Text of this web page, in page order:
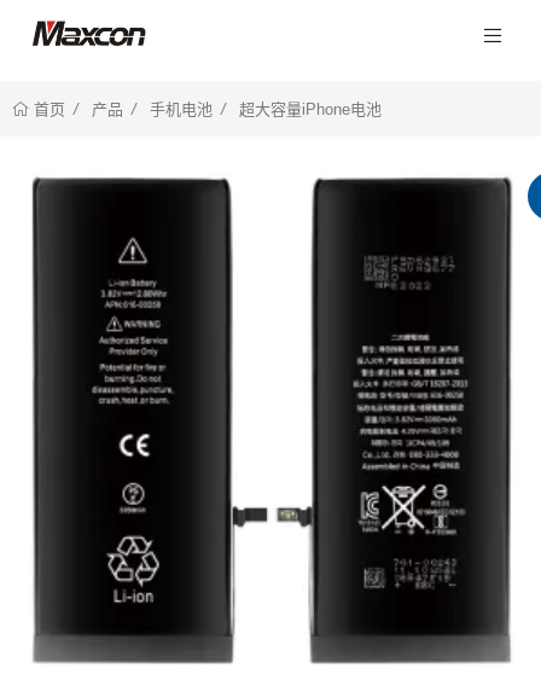
首页 产品 手机电池 超大容量iPhone电池